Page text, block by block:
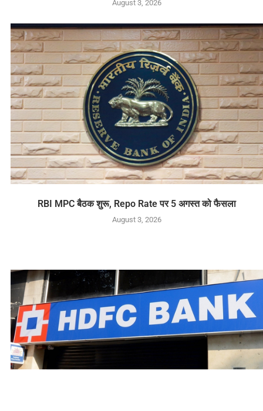
August 3, 2026
RBI MPC बैठक शुरू, Repo Rate पर 5 अगस्त को फैसला
August 3, 2026